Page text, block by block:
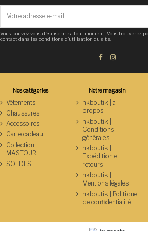
Vous pouvez vous désinscrire à tout moment. Vous trouverez
contact dans les conditions d'utilisation du site.
Nos catégories
Vêtements
Chaussures
Accessoires
Carte cadeau
Collection
MASTOUR
SOLDES
Notre magasin
hkboutik | a
propos
hkboutik |
Conditions
générales
hkboutik |
Expédition et
retours
hkboutik |
Mentions légales
hkboutik | Politique
de confidentialité